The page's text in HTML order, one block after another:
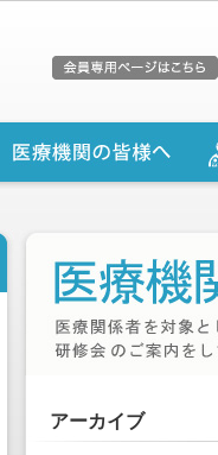
アーカイブ